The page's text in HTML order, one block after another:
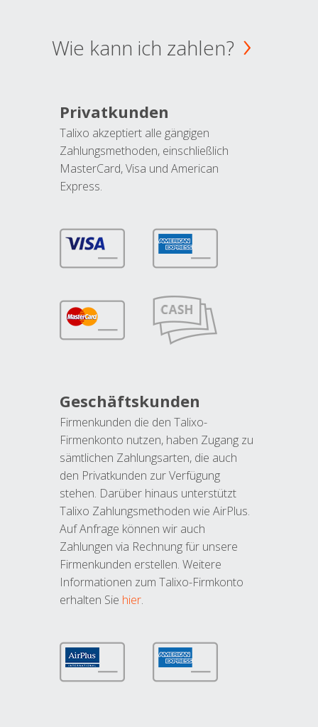
Wie kann ich zahlen?
Privatkunden
Talixo akzeptiert alle gängigen
Zahlungsmethoden, einschließlich
MasterCard, Visa und American
Express.
Geschäftskunden
Firmenkunden die den Talixo-
Firmenkonto nutzen, haben Zugang zu
sämtlichen Zahlungsarten, die auch
den Privatkunden zur Verfügung
stehen. Darüber hinaus unterstützt
Talixo Zahlungsmethoden wie AirPlus.
Auf Anfrage können wir auch
Zahlungen via Rechnung für unsere
Firmenkunden erstellen. Weitere
Informationen zum Talixo-Firmkonto
erhalten Sie hier.